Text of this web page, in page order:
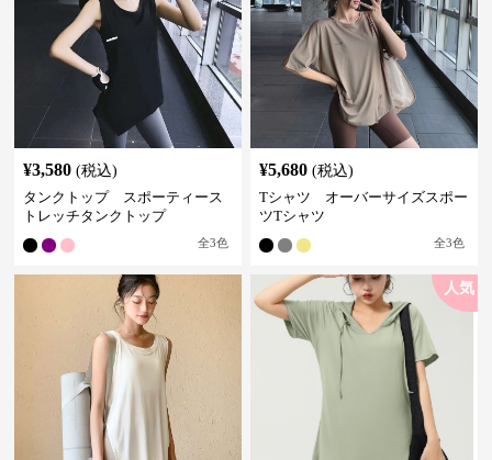
¥3,580 (税込)
タンクトップ スポーティース
トレッチタンクトップ
全3色
¥5,680 (税込)
Tシャツ オーバーサイズスポー
ツTシャツ
全3色
人気